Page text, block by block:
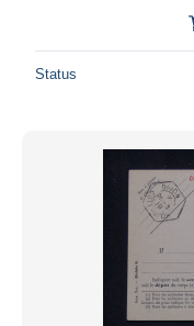
Status